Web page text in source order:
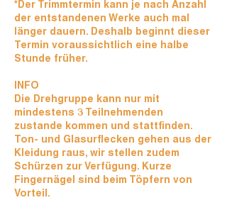
*Der Trimmtermin kann je nach Anzahl
der entstandenen Werke auch mal
länger dauern. Deshalb beginnt dieser
Termin voraussichtlich eine halbe
Stunde früher.
INFO
Die Drehgruppe kann nur mit
mindestens 3 Teilnehmenden
zustande kommen und stattfinden.
Ton- und Glasurflecken gehen aus der
Kleidung raus, wir stellen zudem
Schürzen zur Verfügung. Kurze
Fingernägel sind beim Töpfern von
Vorteil.